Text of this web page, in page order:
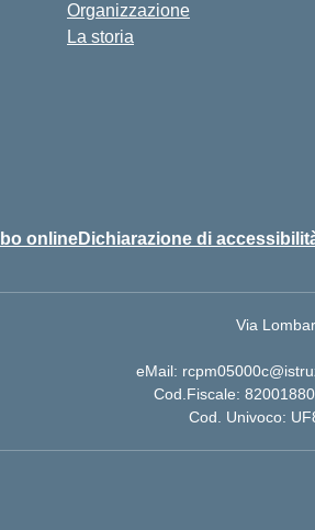
Organizzazione
La storia
onlineDichiarazione di
Via
eMail:
Cod.Fiscale:
Cod. Univoco: